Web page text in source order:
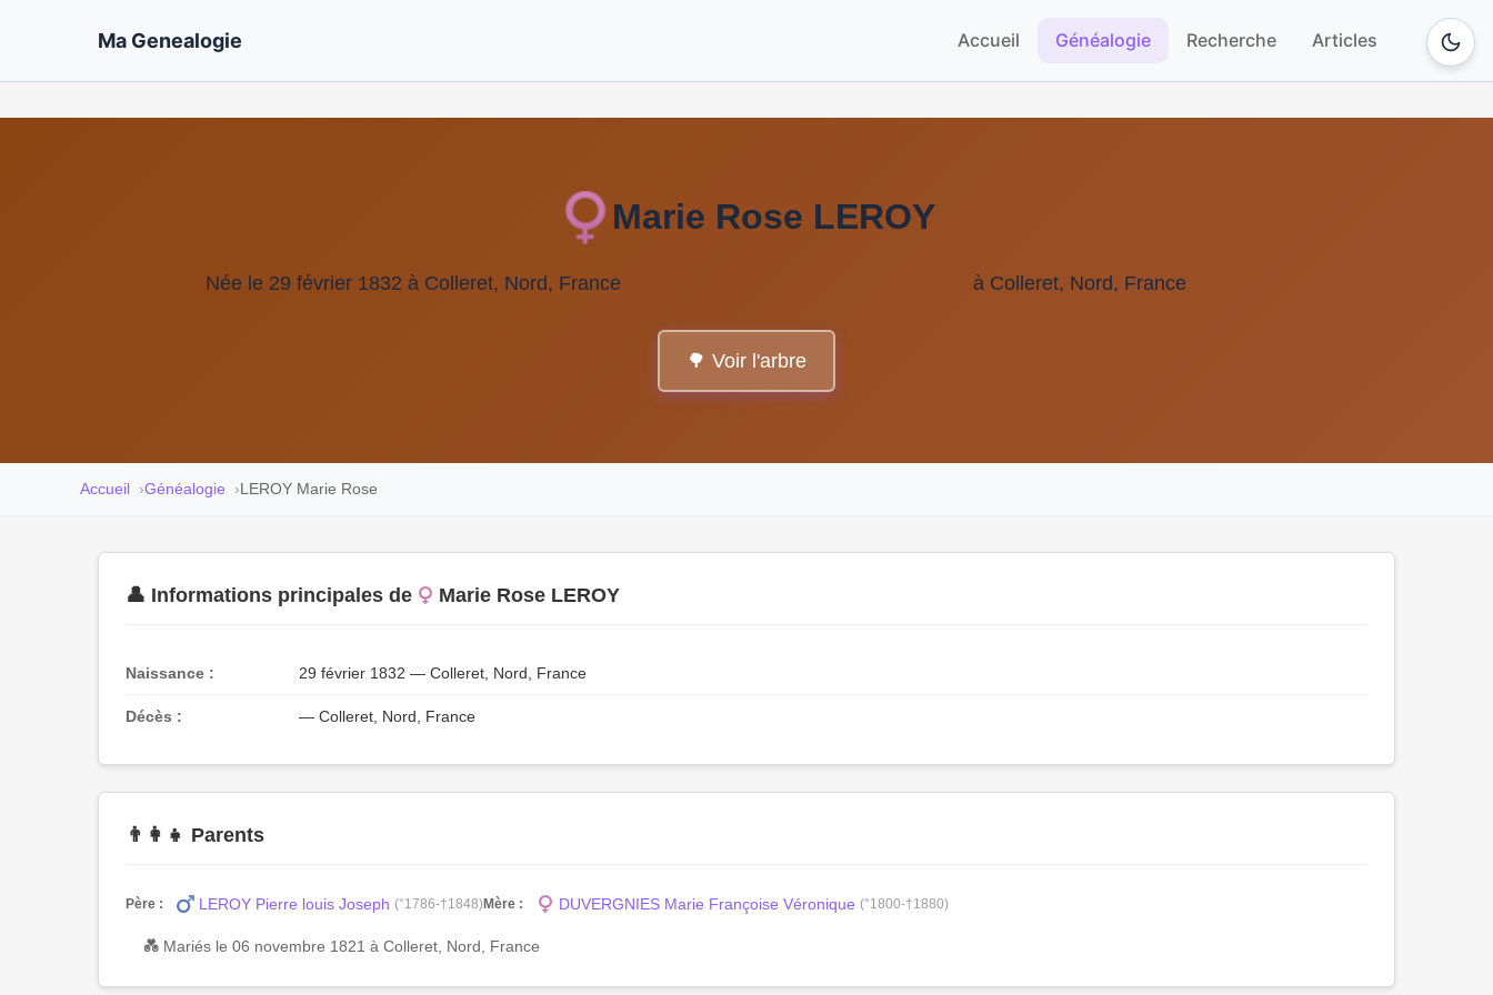
Ma Genealogie Accueil Généalogie Recherche Articles
Marie Rose LEROY
Née le 29 février 1832 à Colleret, Nord, France à Colleret, Nord, France
🌳 Voir l'arbre
Accueil Généalogie LEROY Marie Rose
👤 Informations principales de Marie Rose LEROY
Naissance : 29 février 1832 — Colleret, Nord, France
Décès : — Colleret, Nord, France
👨‍👩‍👧 Parents
Père : LEROY Pierre louis Joseph (°1786-†1848)Mère : DUVERGNIES Marie Françoise Véronique (°1800-†1880)
💑 Mariés le 06 novembre 1821 à Colleret, Nord, France